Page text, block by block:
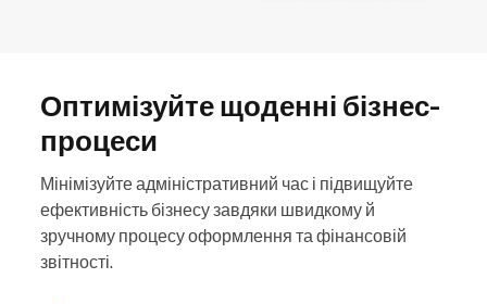
Оптимізуйте щоденні бізнес-
процеси
Мінімізуйте адміністративний час і підвищуйте
ефективність бізнесу завдяки швидкому й
зручному процесу оформлення та фінансовій
звітності.